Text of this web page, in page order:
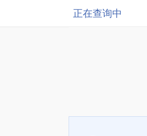
正在查询中